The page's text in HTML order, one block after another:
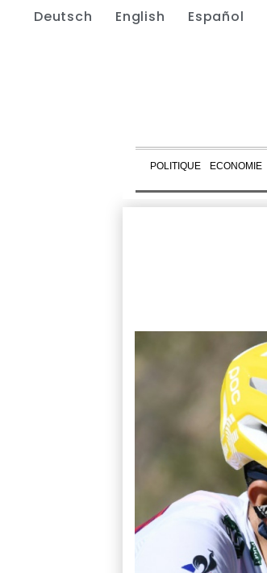
Deutsch English Español
POLITIQUE ECONOMIE